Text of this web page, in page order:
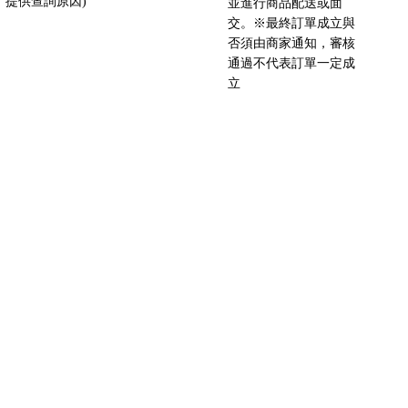
並進行商品配送或面
交。※最終訂單成立與
否須由商家通知，審核
通過不代表訂單一定成
立